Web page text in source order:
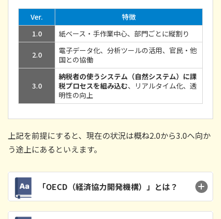
Ver.
特徴
1.0
紙ベース・手作業中心、部門ごとに縦割り
2.0
電子データ化、分析ツールの活用、官民・他
国との協働
3.0
納税者の使うシステム（自然システム）に課
税プロセスを組み込む、リアルタイム化、透
明性の向上
上記を前提にすると、現在の状況は概ね2.0から3.0へ向か
う途上にあるといえます。
「OECD（経済協力開発機構）」とは？